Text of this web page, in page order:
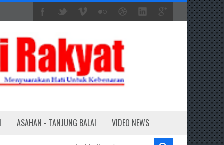
ASAHAN - TANJUNG BALAI VIDEO NEWS